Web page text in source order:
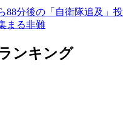
88分後の「自衛隊追及」投
まる非難
ンキング